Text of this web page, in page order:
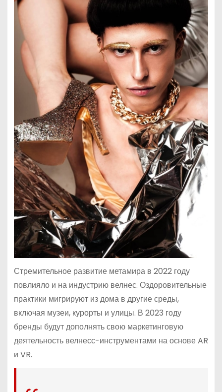
Стремительное развитие метамира в 2022 году
повлияло и на индустрию велнес. Оздоровительные
практики мигрируют из дома в другие среды,
включая музеи, курорты и улицы. В 2023 году
бренды будут дополнять свою маркетинговую
деятельность велнесс-инструментами на основе AR
и VR.